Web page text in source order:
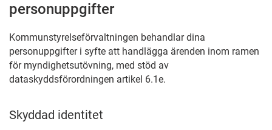
personuppgifter
Kommunstyrelseförvaltningen behandlar dina
personuppgifter i syfte att handlägga ärenden inom ramen
för myndighetsutövning, med stöd av
dataskyddsförordningen artikel 6.1e.
Skyddad identitet